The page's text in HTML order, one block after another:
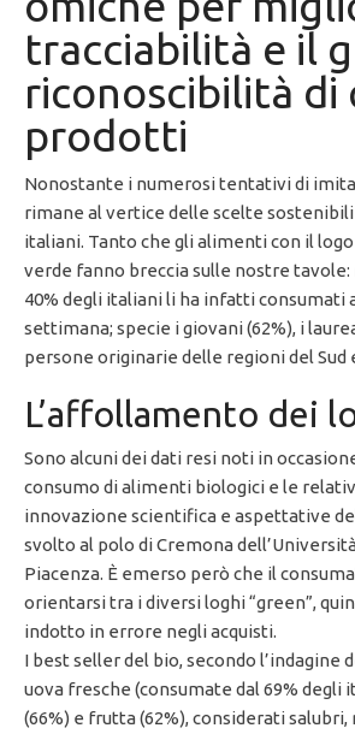
tracciabilità e il
riconoscibilità di
prodotti
Nonostante i numerosi tentativi di
rimane al vertice delle scelte
italiani. Tanto che gli alimenti con il
verde fanno breccia sulle nostre
40% degli italiani li ha infatti consumati
settimana; specie i giovani (62%), i
persone originarie delle regioni del Sud
L’affollamento dei
Sono alcuni dei dati resi noti in
consumo di alimenti biologici e le
innovazione scientifica e aspettative
svolto al polo di Cremona
Piacenza. È emerso però che il
orientarsi tra i diversi loghi “green”,
indotto in errore negli acquisti.
I best seller del bio, secondo l’indagine
uova fresche (consumate dal 69% degli
(66%) e frutta (62%), considerati